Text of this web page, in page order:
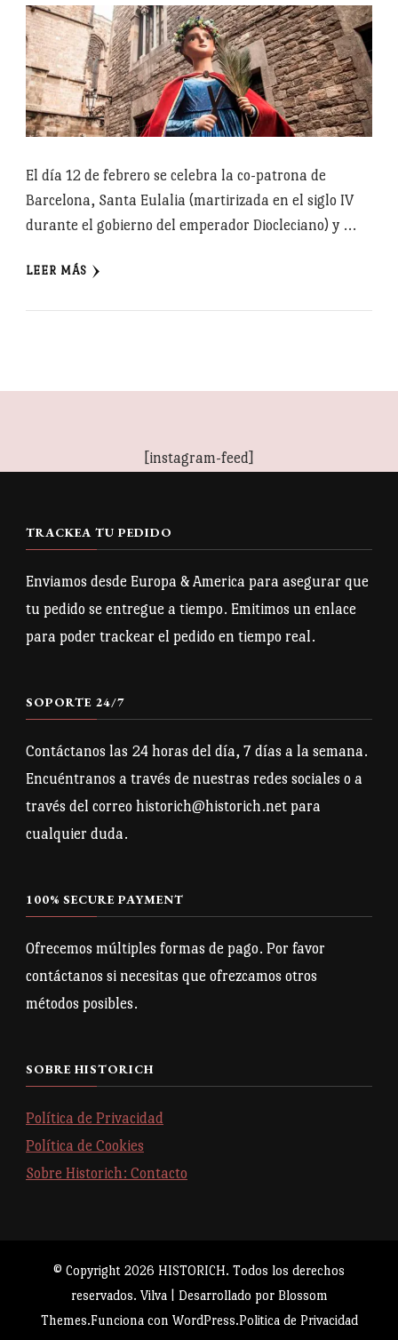
El día 12 de febrero se celebra la co-patrona de
Barcelona, Santa Eulalia (martirizada en el siglo IV
durante el gobierno del emperador Diocleciano) y …
LEER MÁS
[instagram-feed]
TRACKEA TU PEDIDO
Enviamos desde Europa & America para asegurar que
tu pedido se entregue a tiempo. Emitimos un enlace
para poder trackear el pedido en tiempo real.
SOPORTE 24/7
Contáctanos las 24 horas del día, 7 días a la semana.
Encuéntranos a través de nuestras redes sociales o a
través del correo historich@historich.net para
cualquier duda.
100% SECURE PAYMENT
Ofrecemos múltiples formas de pago. Por favor
contáctanos si necesitas que ofrezcamos otros
métodos posibles.
SOBRE HISTORICH
Política de Privacidad
Política de Cookies
Sobre Historich: Contacto
© Copyright 2026 HISTORICH. Todos los derechos
reservados. Vilva | Desarrollado por Blossom
Themes.Funciona con WordPress.Politica de Privacidad